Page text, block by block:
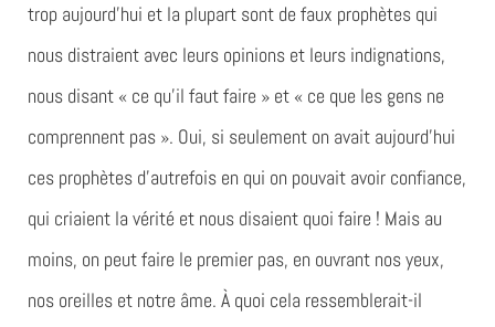
trop aujourd’hui et la plupart sont de faux prophètes qui
nous distraient avec leurs opinions et leurs indignations,
nous disant « ce qu’il faut faire » et « ce que les gens ne
comprennent pas ». Oui, si seulement on avait aujourd’hui
ces prophètes d’autrefois en qui on pouvait avoir confiance,
qui criaient la vérité et nous disaient quoi faire ! Mais au
moins, on peut faire le premier pas, en ouvrant nos yeux,
nos oreilles et notre âme. À quoi cela ressemblerait-il